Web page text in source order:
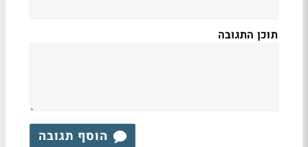
תוכן התגובה
הוסף תגובה